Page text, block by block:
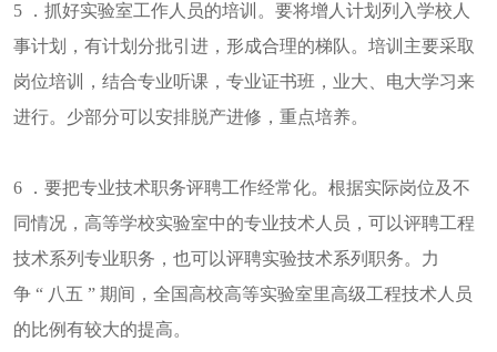
5 ．抓好实验室工作人员的培训。要将增人计划列入学校人
事计划，有计划分批引进，形成合理的梯队。培训主要采取
岗位培训，结合专业听课，专业证书班，业大、电大学习来
进行。少部分可以安排脱产进修，重点培养。
6 ．要把专业技术职务评聘工作经常化。根据实际岗位及不
同情况，高等学校实验室中的专业技术人员，可以评聘工程
技术系列专业职务，也可以评聘实验技术系列职务。力
争 “ 八五 ” 期间，全国高校高等实验室里高级工程技术人员
的比例有较大的提高。